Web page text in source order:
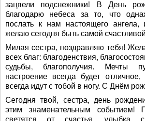
зацвели подснежники! В День
благодарю небеса за то, что
послать к нам настоящего ангела,
желаю сегодня быть самой
Милая сестра, поздравляю тебя!
всех благ: благоденствия,
судьбы, благополучия. Мечты
настроение всегда будет
всегда идут с тобой в ногу. С Днём
Сегодня твой, сестра, день
этим знаменательным событием!
светятся от счастья, улыбка